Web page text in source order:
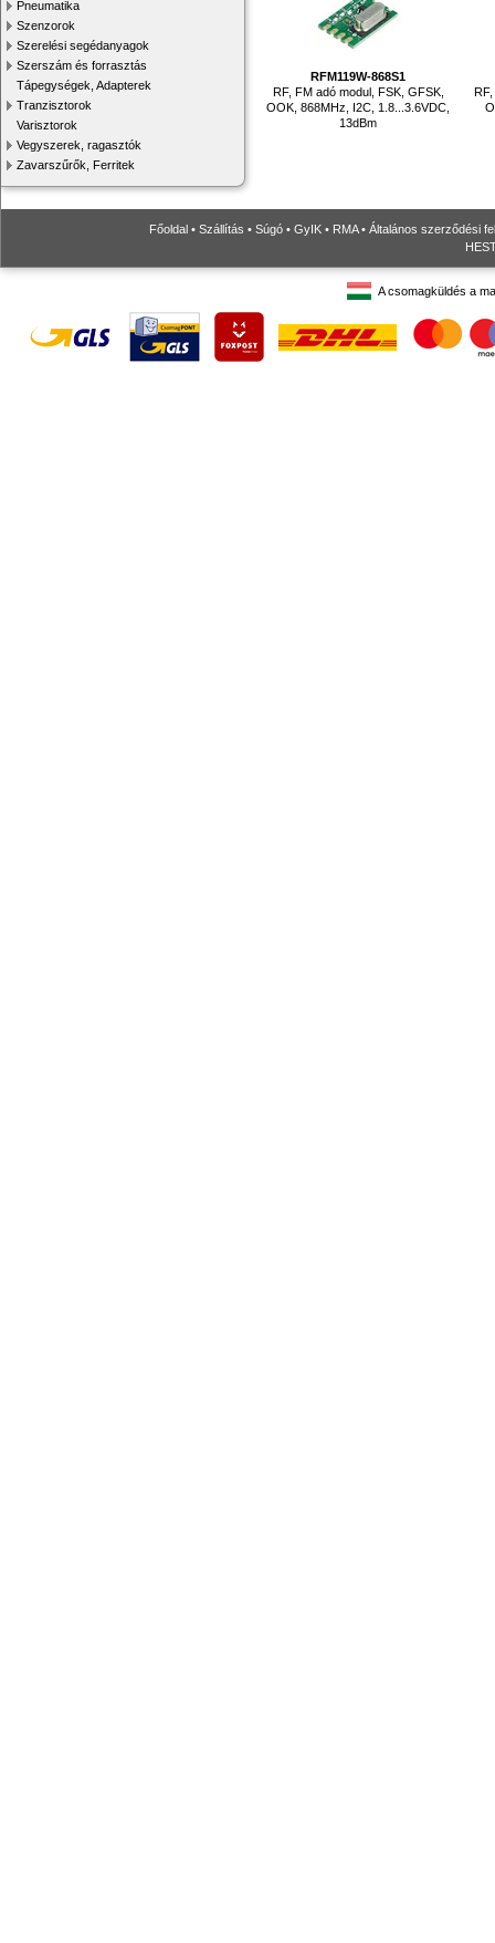
Pneumatika
Szenzorok
Szerelési segédanyagok
Szerszám és forrasztás
Tápegységek, Adapterek
Tranzisztorok
Varisztorok
Vegyszerek, ragasztók
Zavarszűrők, Ferritek
RFM119W-868S1
RF, FM adó modul, FSK, GFSK,
OOK, 868MHz, I2C, 1.8...3.6VDC,
13dBm
Főoldal • Szállítás • Súgó • GyIK • RMA• Általános szerződési
A csomagküldés a